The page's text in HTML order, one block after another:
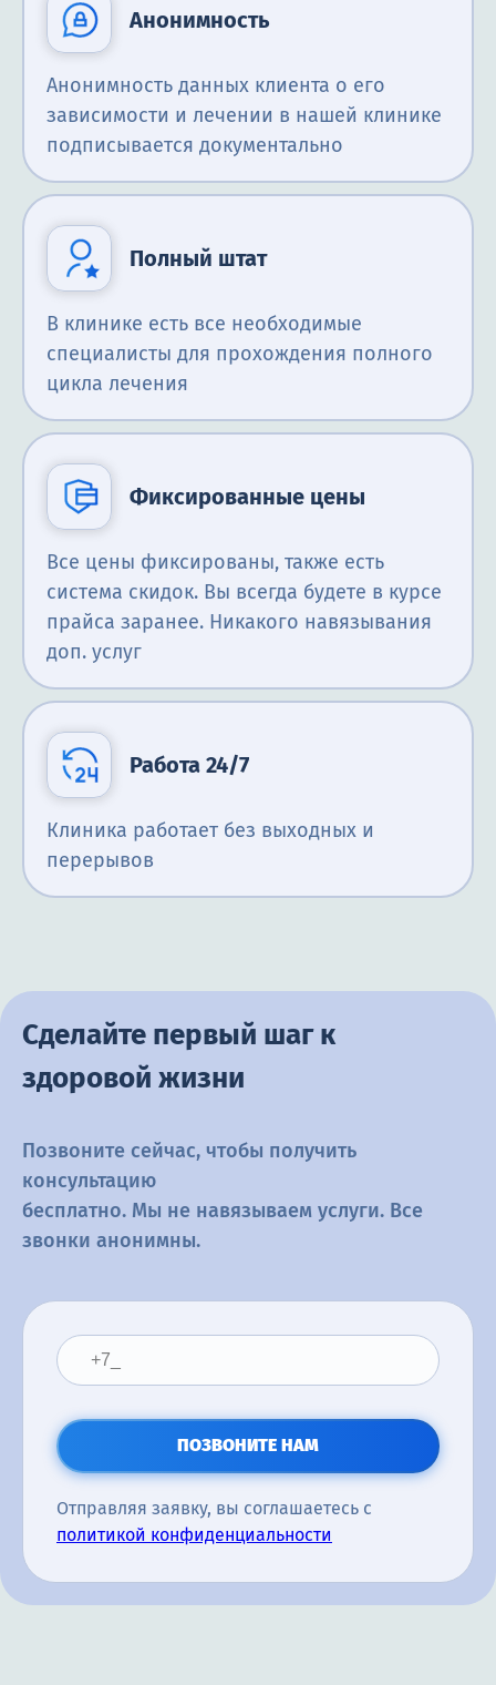
Анонимность
Анонимность данных клиента о его
зависимости и лечении в нашей клинике
подписывается документально
Полный штат
В клинике есть все необходимые
специалисты для прохождения полного
цикла лечения
Фиксированные цены
Все цены фиксированы, также есть
система скидок. Вы всегда будете в курсе
прайса заранее. Никакого навязывания
доп. услуг
Работа 24/7
Клиника работает без выходных и
перерывов
Сделайте первый шаг к
здоровой жизни
Позвоните сейчас, чтобы получить
консультацию
бесплатно. Мы не навязываем услуги. Все
звонки анонимны.
ПОЗВОНИТЕ НАМ
Отправляя заявку, вы соглашаетесь с
политикой конфиденциальности